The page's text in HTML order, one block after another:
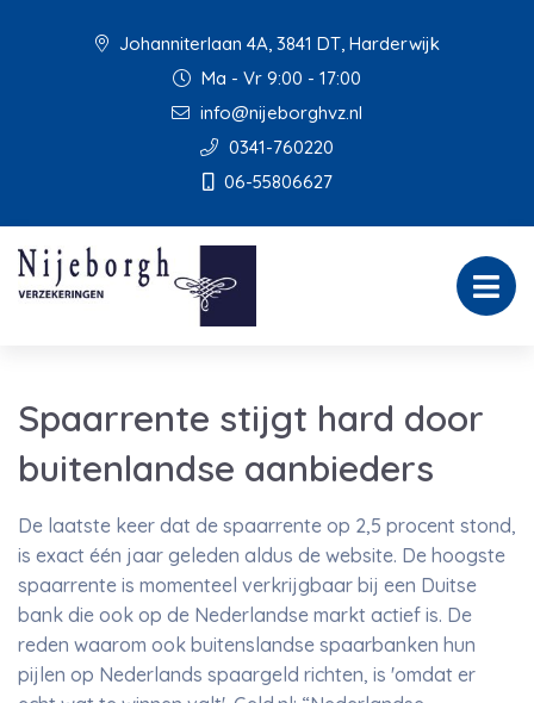
Johanniterlaan 4A, 3841 DT, Harderwijk
Ma - Vr 9:00 - 17:00
info@nijeborghvz.nl
0341-760220
06-55806627
Spaarrente stijgt hard door
buitenlandse aanbieders
De laatste keer dat de spaarrente op 2,5 procent stond,
is exact één jaar geleden aldus de website. De hoogste
spaarrente is momenteel verkrijgbaar bij een Duitse
bank die ook op de Nederlandse markt actief is. De
reden waarom ook buitenslandse spaarbanken hun
pijlen op Nederlands spaargeld richten, is 'omdat er